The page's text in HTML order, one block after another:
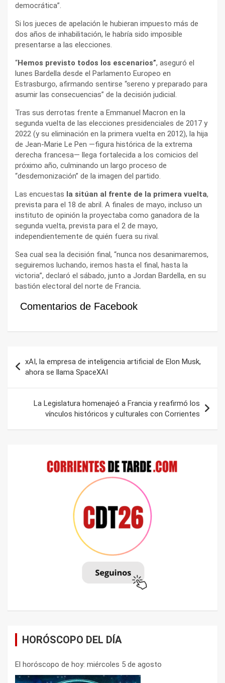
democrática”.
Si los jueces de apelación le hubieran impuesto más de
dos años de inhabilitación, le habría sido imposible
presentarse a las elecciones.
“Hemos previsto todos los escenarios”, aseguró el
lunes Bardella desde el Parlamento Europeo en
Estrasburgo, afirmando sentirse “sereno y preparado para
asumir las consecuencias” de la decisión judicial.
Tras sus derrotas frente a Emmanuel Macron en la
segunda vuelta de las elecciones presidenciales de 2017 y
2022 (y su eliminación en la primera vuelta en 2012), la hija
de Jean-Marie Le Pen —figura histórica de la extrema
derecha francesa— llega fortalecida a los comicios del
próximo año, culminando un largo proceso de
“desdemonización” de la imagen del partido.
Las encuestas la sitúan al frente de la primera vuelta,
prevista para el 18 de abril. A finales de mayo, incluso un
instituto de opinión la proyectaba como ganadora de la
segunda vuelta, prevista para el 2 de mayo,
independientemente de quién fuera su rival.
Sea cual sea la decisión final, “nunca nos desanimaremos,
seguiremos luchando, iremos hasta el final, hasta la
victoria”, declaró el sábado, junto a Jordan Bardella, en su
bastión electoral del norte de Francia.
Comentarios de Facebook
de
entradas
xAI, la empresa de inteligencia artificial de Elon Musk,
ahora se llama SpaceXAI
La Legislatura homenajeó a Francia y reafirmó los
vínculos históricos y culturales con Corrientes
HORÓSCOPO DEL DÍA
El horóscopo de hoy: miércoles 5 de agosto